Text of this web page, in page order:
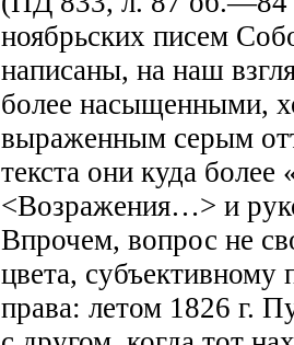
ноябрьских писем
написаны, на наш
более насыщенными,
выраженным серым
текста они куда
<Возражения…> и
Впрочем, вопрос не
цвета, субъективному
права: летом 1826 г.